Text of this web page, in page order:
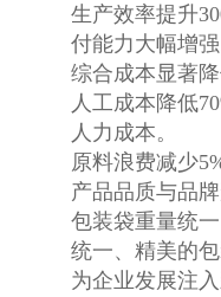
生产效率提升
付能力大幅增强
综合成本显著降
人工成本降低
人力成本。
原料浪费减少
产品品质与品
包装袋重量统
统一、精美的
为企业发展注